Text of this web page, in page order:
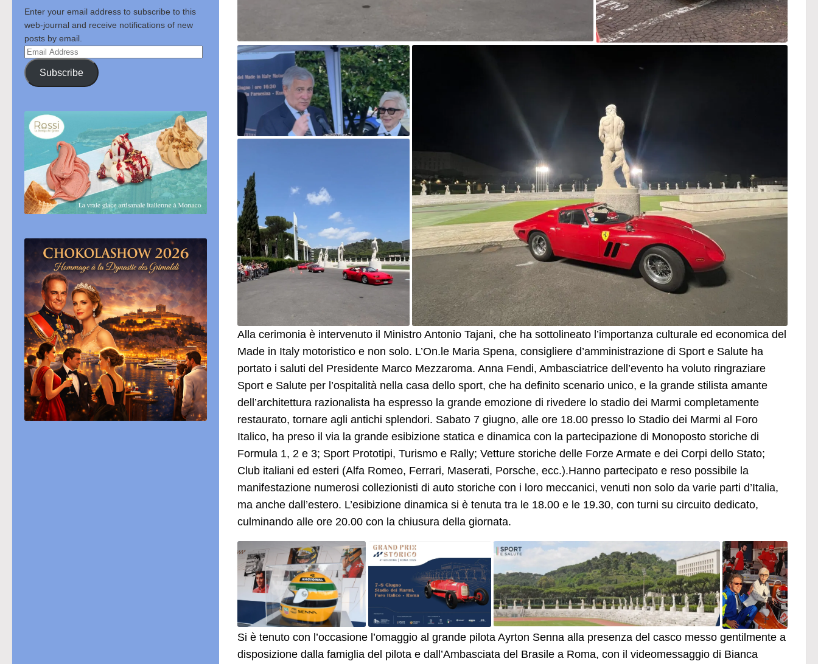
Alla cerimonia è intervenuto il Ministro Antonio Tajani, che ha sottolineato l’importanza culturale ed economica del
Made in Italy motoristico e non solo. L’On.le Maria Spena, consigliere d’amministrazione di Sport e Salute ha
portato i saluti del Presidente Marco Mezzaroma. Anna Fendi, Ambasciatrice dell’evento ha voluto ringraziare
Sport e Salute per l’ospitalità nella casa dello sport, che ha definito scenario unico, e la grande stilista amante
dell’architettura razionalista ha espresso la grande emozione di rivedere lo stadio dei Marmi completamente
restaurato, tornare agli antichi splendori. Sabato 7 giugno, alle ore 18.00 presso lo Stadio dei Marmi al Foro
Italico, ha preso il via la grande esibizione statica e dinamica con la partecipazione di Monoposto storiche di
Formula 1, 2 e 3; Sport Prototipi, Turismo e Rally; Vetture storiche delle Forze Armate e dei Corpi dello Stato;
Club italiani ed esteri (Alfa Romeo, Ferrari, Maserati, Porsche, ecc.).Hanno partecipato e reso possibile la
manifestazione numerosi collezionisti di auto storiche con i loro meccanici, venuti non solo da varie parti d’Italia,
ma anche dall’estero. L’esibizione dinamica si è tenuta tra le 18.00 e le 19.30, con turni su circuito dedicato,
culminando alle ore 20.00 con la chiusura della giornata.
Si è tenuto con l’occasione l’omaggio al grande pilota Ayrton Senna alla presenza del casco messo gentilmente a
disposizione dalla famiglia del pilota e dall’Ambasciata del Brasile a Roma, con il videomessaggio di Bianca
Enter your email address to subscribe to this
web-journal and receive notifications of new
posts by email.
Email
Address
Subscribe